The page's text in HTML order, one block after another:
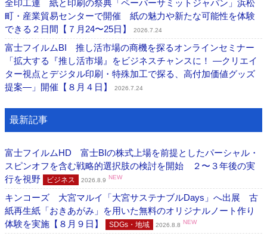
全印工連 紙と印刷の祭典「ペーパーサミットジャパン」浜松
町・産業貿易センターで開催 紙の魅力や新たな可能性を体験
できる２日間【７月24〜25日】
2026.7.24
富士フイルムBI 推し活市場の商機を探るオンラインセミナー
「拡大する『推し活市場』をビジネスチャンスに！ ―クリエイ
ター視点とデジタル印刷・特殊加工で探る、高付加価値グッズ
提案―」開催【８月４日】
2026.7.24
最新記事
富士フイルムHD 富士BIの株式上場を前提としたパーシャル・
スピンオフを含む戦略的選択肢の検討を開始 ２〜３年後の実
行を視野
ビジネス 2026.8.9 NEW
キンコーズ 大宮マルイ「大宮サステナブルDays」へ出展 古
紙再生紙「おきあがみ」を用いた無料のオリジナルノート作り
体験を実施【８月９日】
SDGs・地域 2026.8.8 NEW